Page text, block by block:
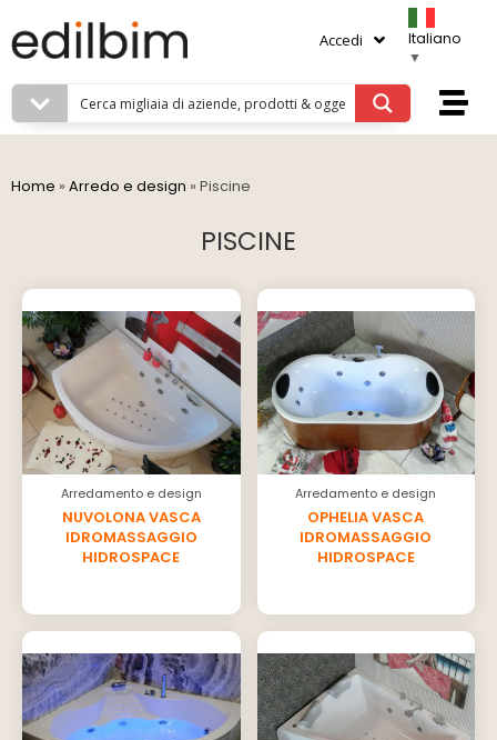
Accedi
Italiano
▼
Home » Arredo e design » Piscine
PISCINE
Arredamento e design
NUVOLONA VASCA
IDROMASSAGGIO
HIDROSPACE
Arredamento e design
OPHELIA VASCA
IDROMASSAGGIO
HIDROSPACE